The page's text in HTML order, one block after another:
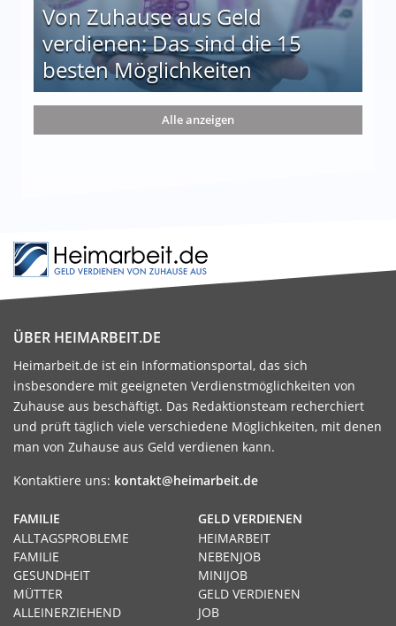
Von Zuhause aus Geld
verdienen: Das sind die 15
besten Möglichkeiten
die 15 besten Möglichkeiten
Alle anzeigen
ÜBER HEIMARBEIT.DE
Heimarbeit.de ist ein Informationsportal, das sich
insbesondere mit geeigneten Verdienstmöglichkeiten von
Zuhause aus beschäftigt. Das Redaktionsteam recherchiert
und prüft täglich viele verschiedene Möglichkeiten, mit denen
man von Zuhause aus Geld verdienen kann.
Kontaktiere uns: kontakt@heimarbeit.de
GELD VERDIENEN
HEIMARBEIT
NEBENJOB
MINIJOB
GELD VERDIENEN
JOB
FAMILIE
ALLTAGSPROBLEME
FAMILIE
GESUNDHEIT
MÜTTER
ALLEINERZIEHEND